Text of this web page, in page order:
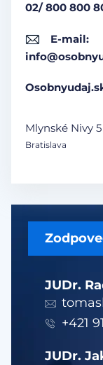
JUDr.
+421
JUDr.
02/ 800 800
E-mail:
Mlynské Nivy
Bratislava